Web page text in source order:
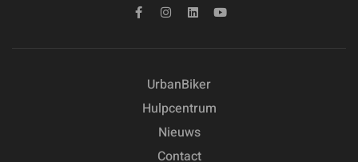
UrbanBiker
Hulpcentrum
Nieuws
Contact